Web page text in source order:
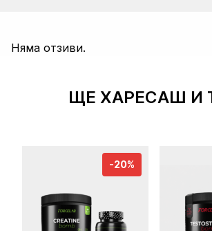
Няма отзиви.
ЩЕ ХАРЕСАШ И
-20%